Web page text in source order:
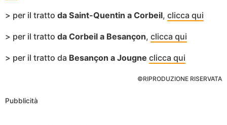
> per il tratto da Saint-Quentin a Corbeil, clicca qui
> per il tratto da Corbeil a Besançon, clicca qui
> per il tratto da Besançon a Jougne clicca qui
©RIPRODUZIONE RISERVATA
Pubblicità